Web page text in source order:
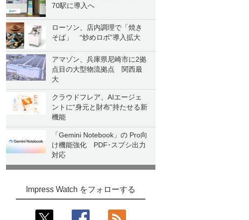
70駅に導入へ
ローソン、店内調理で「焼き
そば」 “炒めロボ”導入拡大
アマゾン、兵庫県尼崎市に2拠
点目の大型物流拠点 関西最
大
クラウドフレア、AIエージェ
ントに“身元と財布”持たせる新
機能
「Gemini Notebook」の Pro向
け機能強化 PDF･スプシ出力
対応
Impress Watch をフォローする